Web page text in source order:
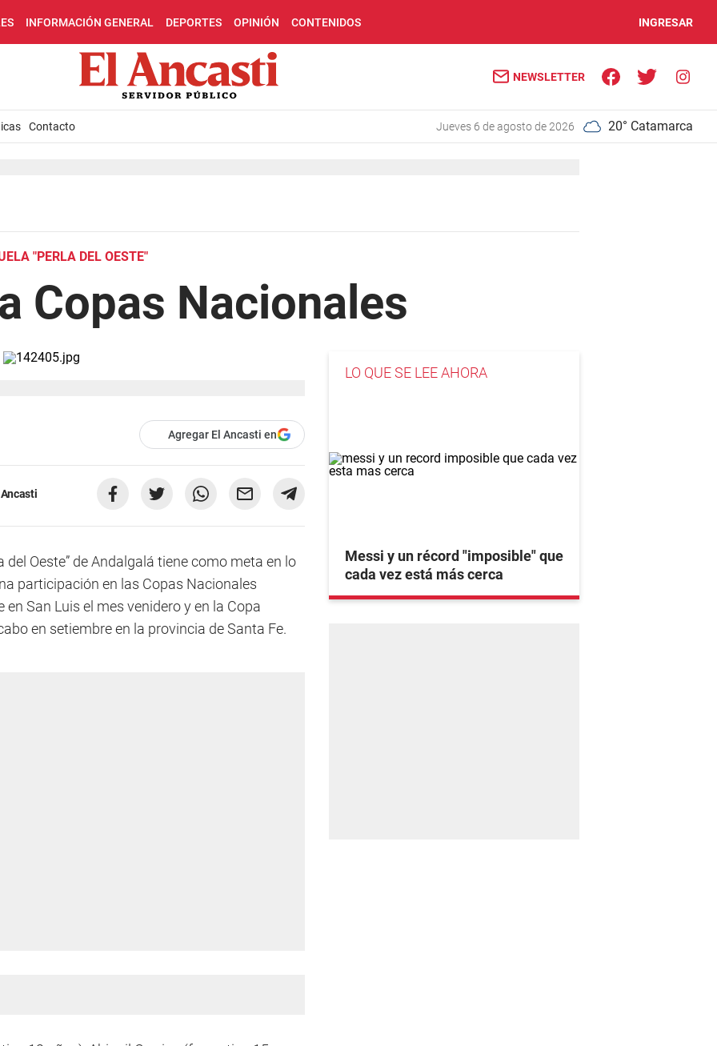
INFORMACIÓN GENERAL DEPORTES OPINIÓN CONTENIDOS INGRESAR
NEWSLETTER
Contacto jueves 6 de agosto de 2026 20° Catamarca
"PERLA DEL OESTE"
Copas Nacionales
Agregar El Ancasti en
del Oeste” de Andalgalá tiene como meta en lo
participación en las Copas Nacionales
San Luis el mes venidero y en la Copa
en setiembre en la provincia de Santa Fe.
LO QUE SE LEE AHORA
Messi y un récord "imposible" que
cada vez está más cerca